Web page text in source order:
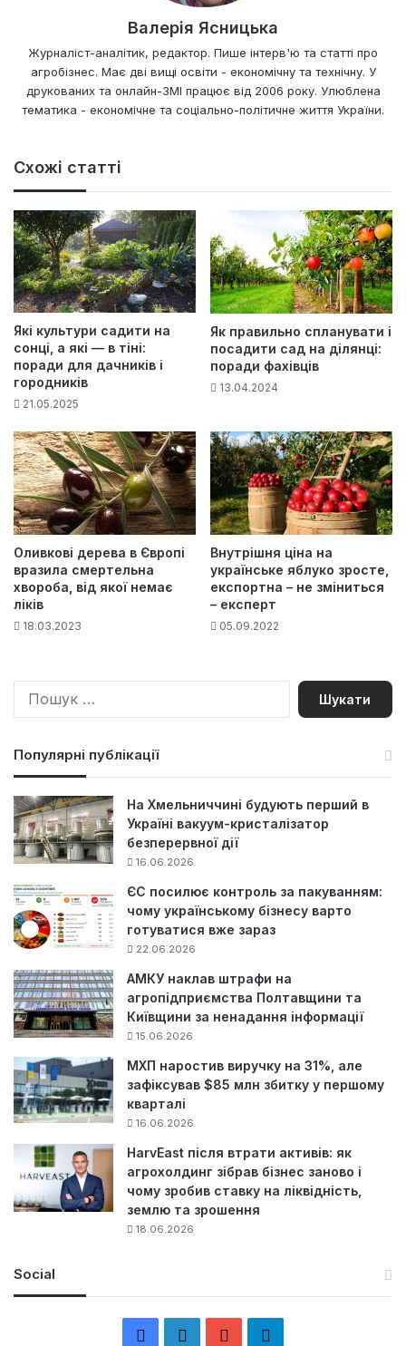
Валерія Ясницька
Журналіст-аналітик, редактор. Пише інтерв'ю та статті про
агробізнес. Має дві вищі освіти - економічну та технічну. У
друкованих та онлайн-ЗМІ працює від 2006 року. Улюблена
тематика - економічне та соціально-політичне життя України.
Схожі статті
Які культури садити на
сонці, а які — в тіні:
поради для дачників і
городників
21.05.2025
Як правильно спланувати і
посадити сад на ділянці:
поради фахівців
13.04.2024
Оливкові дерева в Європі
вразила смертельна
хвороба, від якої немає
ліків
18.03.2023
Внутрішня ціна на
українське яблуко зросте,
експортна – не зміниться
– експерт
05.09.2022
П
Популярні публікації
На Хмельниччині будують перший в
Україні вакуум-кристалізатор
безперервної дії
16.06.2026
ЄС посилює контроль за пакуванням:
чому українському бізнесу варто
готуватися вже зараз
22.06.2026
АМКУ наклав штрафи на
агропідприємства Полтавщини та
Київщини за ненадання інформації
15.06.2026
МХП наростив виручку на 31%, але
зафіксував $85 млн збитку у першому
кварталі
16.06.2026
HarvEast після втрати активів: як
агрохолдинг зібрав бізнес заново і
чому зробив ставку на ліквідність,
землю та зрошення
18.06.2026
Social